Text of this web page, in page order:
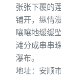
张张下覆的
铺开，纵情
嚷嚷地缓缓
滩分成串串
瀑布。
地址：安顺